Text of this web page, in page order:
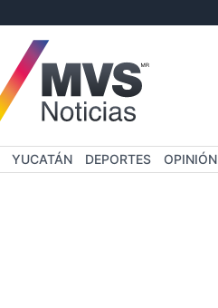
YUCATÁN DEPORTES OPINIÓN